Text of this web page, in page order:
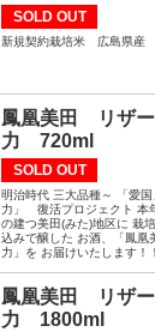
SOLD OUT
新規契約栽培米 広島県産
鳳凰美田 リザ
力 720ml
SOLD OUT
明治時代 三大品種～ 「愛
力」 復活プロジェクト 本
の建つ美田(みた)地区に 栽
込みで醸した お酒、「鳳凰
力」を お届けいたします！！
鳳凰美田 リザ
力 1800ml